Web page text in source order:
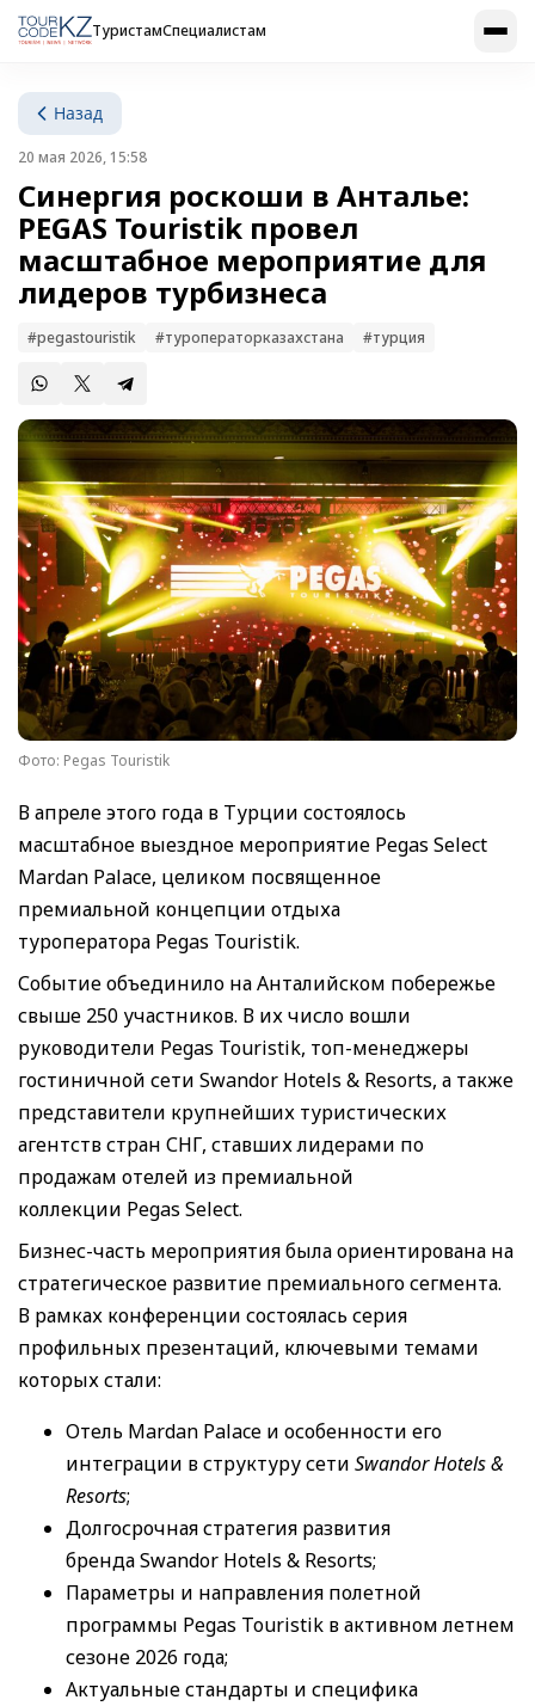
ТуристамСпециалистам
Назад
20 мая 2026, 15:58
Синергия роскоши в Анталье:
PEGAS Touristik провел
масштабное мероприятие для
лидеров турбизнеса
#pegastouristik #туроператорказахстана #турция
Фото: Pegas Touristik
В апреле этого года в Турции состоялось
масштабное выездное мероприятие Pegas Select
Mardan Palace, целиком посвященное
премиальной концепции отдыха
туроператора Pegas Touristik.
Событие объединило на Анталийском побережье
свыше 250 участников. В их число вошли
руководители Pegas Touristik, топ-менеджеры
гостиничной сети Swandor Hotels & Resorts, а также
представители крупнейших туристических
агентств стран СНГ, ставших лидерами по
продажам отелей из премиальной
коллекции Pegas Select.
Бизнес-часть мероприятия была ориентирована на
стратегическое развитие премиального сегмента.
В рамках конференции состоялась серия
профильных презентаций, ключевыми темами
которых стали:
Отель Mardan Palace и особенности его
интеграции в структуру сети Swandor Hotels &
Resorts;
Долгосрочная стратегия развития
бренда Swandor Hotels & Resorts;
Параметры и направления полетной
программы Pegas Touristik в активном летнем
сезоне 2026 года;
Актуальные стандарты и специфика